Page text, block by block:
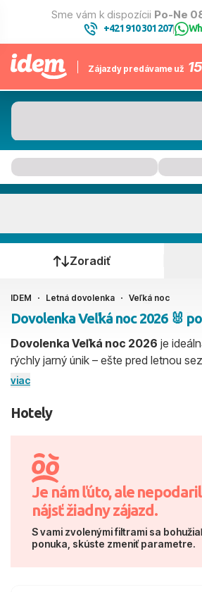
Sme vám k dispozícii Po-Ne
+421 910 301 207|
Zájazdy predávame už 15
Kedy cestujete?
Ako cestujete?
2 dospelí, 0 deti
Zoradiť
IDEM Letná dovolenka Veľká noc
Dovolenka Veľká noc 2026 🐰
Dovolenka Veľká noc 2026 je
rýchly jarný únik – ešte pred letnou
cíti, že potrebuje vypnúť. Či už chcete
dovolenka velka noc 2026 vie priniesť
páry aj rodiny – prehľadne porovnáte
cestovných kancelárií a vyberiete si
pobytu či typu hotela. IDEM.sk –
jednom mieste. Ak si nie ste istí
s ponukou a odporučíme vhodné
22:00.
viac
Hotely
Je nám ľúto, ale
nájsť žiadny zájazd.
S vami zvolenými filtrami sa
ponuka, skúste zmeniť parametre.